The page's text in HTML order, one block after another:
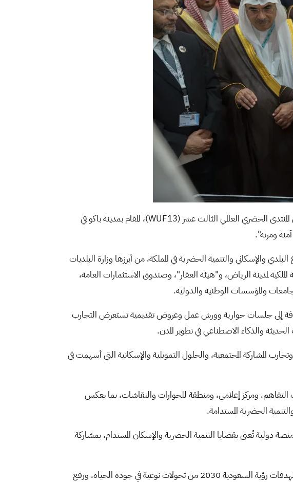
الحضري العالمي الثالث عشر (WUF13)، المقام بمدينة باكو في
البلدي والإسكاني والتنمية الحضرية في المملكة، من أبرزها وزارة البلديات
الملكية لمدينة الرياض، و"هيئة العقار"، وصندوق الاستثمارات العامة،
والمؤسسات الوطنية والدولية.
إلى جلسات حوارية وورش عمل وعروض تقديمية تستعرض التجارب
والذكاء الاصطناعي في تطوير المدن.
المشاركة المجتمعية، والحلول التمويلية والإسكانية التي أسهمت في
التفاهم، ومركز إعلامي، ومنطقة للحوارات والنقاشات، بما يعكس
الحضرية المستدامة.
دولية تُعنى بقضايا التنمية الحضرية والإسكان المستدام، بمشاركة
ويستعرض جناح المملكة التجربة السعودية في التنمية الحضرية وتطوير قطاع الإسكان، وما تحقق ضمن مستهدفات رؤية السعودية 2030 من تحولات نوعية في جودة الحياة، ورفع